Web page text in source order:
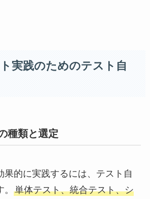
実践のためのテスト自
種類と選定
果的に実践するには、テスト自
単体テスト、統合テスト、シ